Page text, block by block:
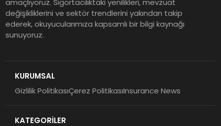
Yarısına İlişkin Konsolide Finansal
Sonuçlarını Açıkladı
amaçlıyoruz. Sigortacılıktaki yenilikleri, mevzuat
değişikliklerini ve sektör trendlerini yakından takip
ederek, okuyucularımıza kapsamlı bir bilgi kaynağı
sunuyoruz.
KURUMSAL
Gizlilik PolitikasıÇerez PolitikasıInsurance News
KATEGORİLER